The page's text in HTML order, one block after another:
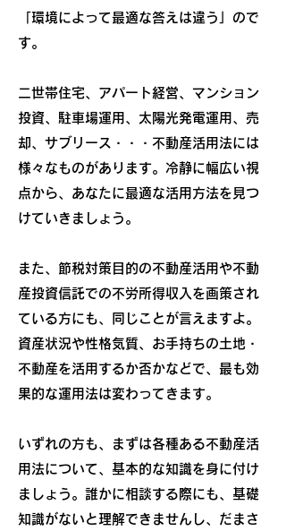
「環境によって最適な答えは違う」ので
す。
二世帯住宅、アパート経営、マンション
投資、駐車場運用、太陽光発電運用、売
却、サブリース・・・不動産活用法には
様々なものがあります。冷静に幅広い視
点から、あなたに最適な活用方法を見つ
けていきましょう。
また、節税対策目的の不動産活用や不動
産投資信託での不労所得収入を画策され
ている方にも、同じことが言えますよ。
資産状況や性格気質、お手持ちの土地・
不動産を活用するか否かなどで、最も効
果的な運用法は変わってきます。
いずれの方も、まずは各種ある不動産活
用法について、基本的な知識を身に付け
ましょう。誰かに相談する際にも、基礎
知識がないと理解できませんし、だまさ